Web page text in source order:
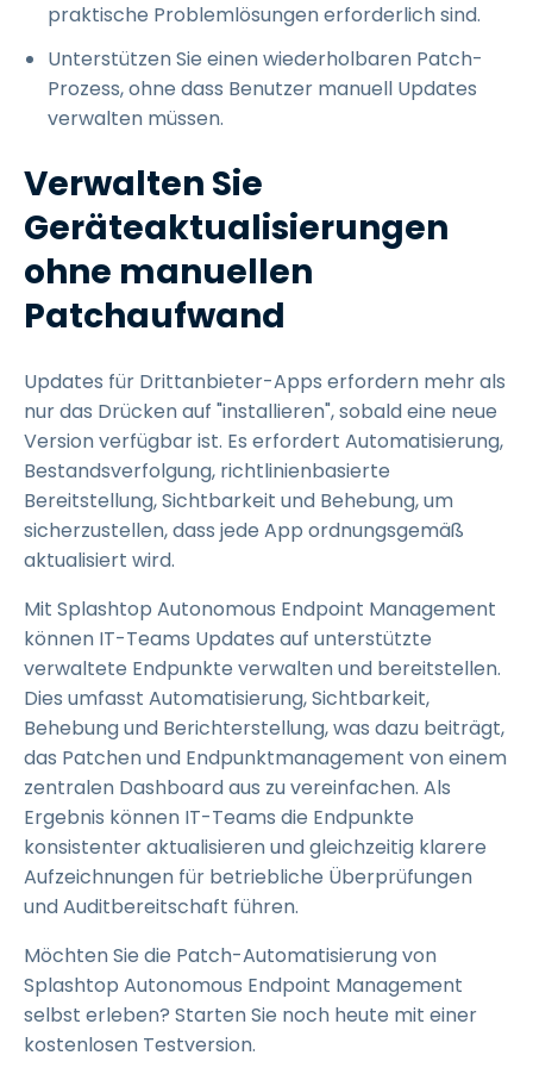
praktische Problemlösungen erforderlich sind.
Unterstützen Sie einen wiederholbaren Patch-
Prozess, ohne dass Benutzer manuell Updates
verwalten müssen.
Verwalten Sie
Geräteaktualisierungen
ohne manuellen
Patchaufwand
Updates für Drittanbieter-Apps erfordern mehr als
nur das Drücken auf "installieren", sobald eine neue
Version verfügbar ist. Es erfordert Automatisierung,
Bestandsverfolgung, richtlinienbasierte
Bereitstellung, Sichtbarkeit und Behebung, um
sicherzustellen, dass jede App ordnungsgemäß
aktualisiert wird.
Mit Splashtop Autonomous Endpoint Management
können IT-Teams Updates auf unterstützte
verwaltete Endpunkte verwalten und bereitstellen.
Dies umfasst Automatisierung, Sichtbarkeit,
Behebung und Berichterstellung, was dazu beiträgt,
das Patchen und Endpunktmanagement von einem
zentralen Dashboard aus zu vereinfachen. Als
Ergebnis können IT-Teams die Endpunkte
konsistenter aktualisieren und gleichzeitig klarere
Aufzeichnungen für betriebliche Überprüfungen
und Auditbereitschaft führen.
Möchten Sie die Patch-Automatisierung von
Splashtop Autonomous Endpoint Management
selbst erleben? Starten Sie noch heute mit einer
kostenlosen Testversion.